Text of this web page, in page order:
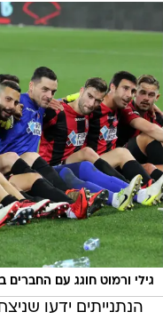
גילי ורמוט חוגג עם החברים
הנתנייתים ידעו